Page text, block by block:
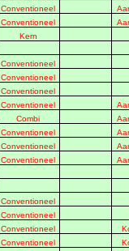
Conventioneel
Conventioneel
Kern
Conventioneel
Conventioneel
Conventioneel
Conventioneel
Combi
Conventioneel
Conventioneel
Conventioneel
Conventioneel
Conventioneel
Conventioneel
Conventioneel